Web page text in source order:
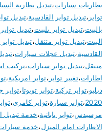
بطاريات سيارات،تبديل بطارية
تواير ،تبديل تواير القادسية،تبديل
بالبيت،تبديل تواير بلبيت،تبديل
البيت،تبديل تواير متنقل،تبديل
القادسية،تبديل عجلات سيارات،
متنقل،تبديل نوابر سيارات،تركيب
اطارات،تغيير تواير ،تواير امريكية،
دبليو،تواير تركية،تواير تويوتا،تواير
2020،تواير سيارة،تواير كامري،
مرسيدس،تواير يابانية،خدمة تبديل
الاطارات امام المنزل،خدمة